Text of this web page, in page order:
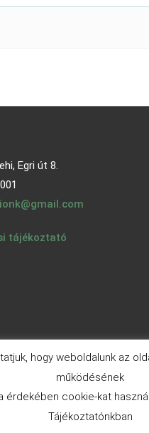
Egri út 8.
tájékoztató
WordPress.org
hogy weboldalunk az
működésének
érdekében cookie-kat
Tájékoztatónkban